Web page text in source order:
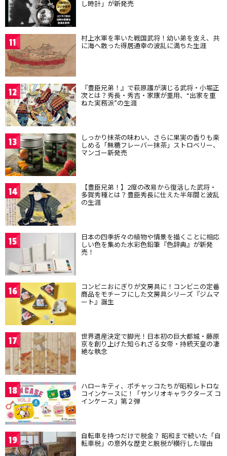
し時計」が新発売
11 村上水軍を率いた戦国武将！幼い弟を支え、共
に海へ散った得居通幸の波乱に満ちた生涯
12 『豊臣兄弟！』で萩原護が演じる武将・小堀正
次とは？秀長・秀吉・家康が重用、“出家を重
ねた実務派”の生涯
13 しっかり抹茶の味わい、さらに果実の香りも楽
しめる「無糖フレーバー抹茶」ストロベリー、
マンゴー新発売
14 【豊臣兄弟！】2度の改易から復活した武将・
多賀秀種とは？豊臣秀長に仕えた半年間と波乱
の生涯
15 日本の四季折々の植物や情景を描くことに相応
しい色を集めた水彩色鉛筆『色辞典』が新発
売！
16 コンビニおにぎりが文房具に！コンビニの定番
商品をモチーフにした文房具シリーズ『ジムマ
ート』誕生
17 世界遺産決定で脚光！日本初の巨大都城・藤原
京を創り上げた知られざる女帝・持統天皇の凄
絶な執念
18 ハローキティ、ポチャッコたちが昭和レトロな
コインケースに！「サンリオキャラクターズ コ
インケース」第２弾
19 自転車を持つだけで税金？ 昭和まで続いた「自
転車税」の意外な歴史と脱税が横行した理由